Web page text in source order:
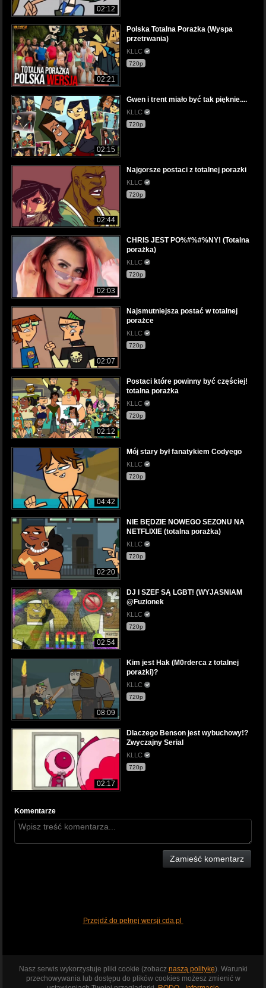
02:12
02:21
Polska Totalna Porażka (Wyspa
przetrwania)
KLLC
720p
02:15
Gwen i trent miało być tak pięknie....
KLLC
720p
02:44
Najgorsze postaci z totalnej porazki
KLLC
720p
02:03
CHRIS JEST PO%#%#%NY! (Totalna
porażka)
KLLC
720p
02:07
Najsmutniejsza postać w totalnej
porażce
KLLC
720p
02:12
Postaci które powinny być częściej!
totalna porażka
KLLC
720p
04:42
Mój stary był fanatykiem Codyego
KLLC
720p
02:20
NIE BĘDZIE NOWEGO SEZONU NA
NETFLIXIE (totalna porażka)
KLLC
720p
02:54
DJ I SZEF SĄ LGBT! (WYJASNIAM
@Fuzionek
KLLC
720p
08:09
Kim jest Hak (M0rderca z totalnej
porażki)?
KLLC
720p
02:17
Dlaczego Benson jest wybuchowy!?
Zwyczajny Serial
KLLC
720p
Komentarze
Zamieść komentarz
Przejdź do pełnej wersji cda.pl
Nasz serwis wykorzystuje pliki cookie (zobacz naszą politykę). Warunki
przechowywania lub dostępu do plików cookies możesz zmienić w